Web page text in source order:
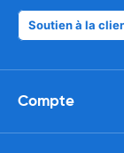
Soutien à la
Compte